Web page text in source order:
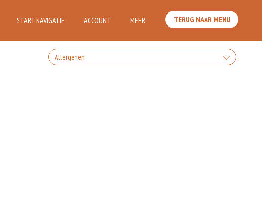
START NAVIGATIE ACCOUNT MEER TERUG NAAR MENU
Allergenen